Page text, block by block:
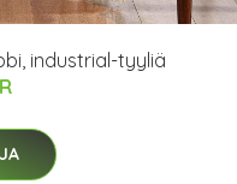
industrial-tyyliä